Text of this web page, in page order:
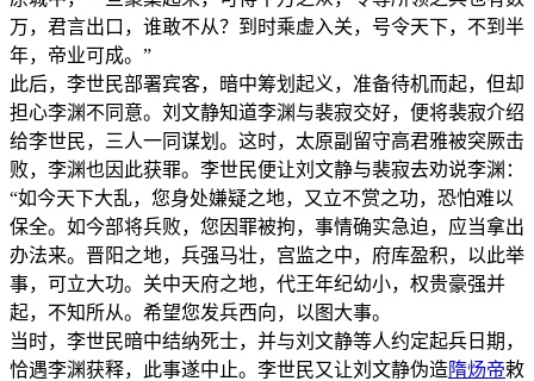
万，君言出口，谁敢不从？到时乘虚入关，号令天下，不到半
年，帝业可成。”
此后，李世民部署宾客，暗中筹划起义，准备待机而起，但却
担心李渊不同意。刘文静知道李渊与裴寂交好，便将裴寂介绍
给李世民，三人一同谋划。这时，太原副留守高君雅被突厥击
败，李渊也因此获罪。李世民便让刘文静与裴寂去劝说李渊：
“如今天下大乱，您身处嫌疑之地，又立不赏之功，恐怕难以
保全。如今部将兵败，您因罪被拘，事情确实急迫，应当拿出
办法来。晋阳之地，兵强马壮，宫监之中，府库盈积，以此举
事，可立大功。关中天府之地，代王年纪幼小，权贵豪强并
起，不知所从。希望您发兵西向，以图大事。
当时，李世民暗中结纳死士，并与刘文静等人约定起兵日期，
恰遇李渊获释，此事遂中止。李世民又让刘文静伪造隋炀帝敕